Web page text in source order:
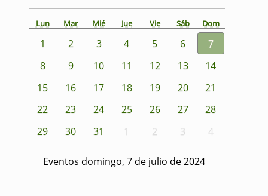
Lun Mar Mié Jue Vie Sáb Dom
1 2 3 4 5 6
7
8
9 10 11 12 13
14
15
16 17 18 19 20
21
22
23 24 25 26 27
28
29
30 31 1 2 3 4
Eventos domingo, 7 de julio de 2024